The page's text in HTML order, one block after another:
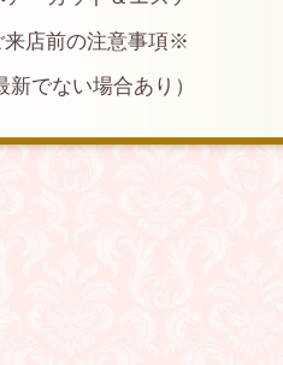
店前の注意事項※
でない場合あり）